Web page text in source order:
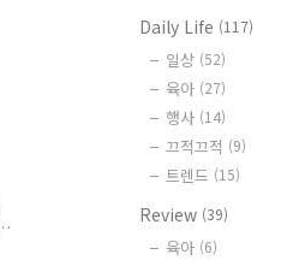
Daily Life (117)
일상 (52)
육아 (27)
행사 (14)
끄적끄적 (9)
트렌드 (15)
Review (39)
육아 (6)